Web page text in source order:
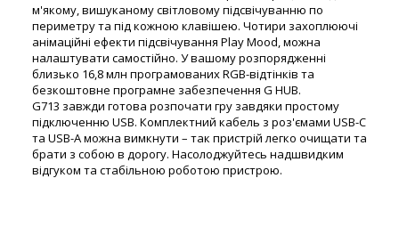
м'якому, вишуканому світловому підсвічуванню по
периметру та під кожною клавішею. Чотири захоплюючі
анімаційні ефекти підсвічування Play Mood, можна
налаштувати самостійно. У вашому розпорядженні
близько 16,8 млн програмованих RGB-відтінків та
безкоштовне програмне забезпечення G HUB.
G713 завжди готова розпочати гру завдяки простому
підключенню USB. Комплектний кабель з роз'ємами USB-C
та USB-A можна вимкнути – так пристрій легко очищати та
брати з собою в дорогу. Насолоджуйтесь надшвидким
відгуком та стабільною роботою пристрою.